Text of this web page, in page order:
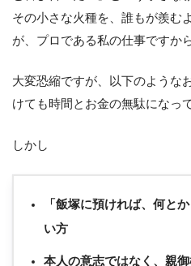
その小さな火種を、誰もが羨む
が、プロである私の仕事ですから
大変恐縮ですが、以下のような
けても時間とお金の無駄になっ
しかし
「飯塚に預ければ、何と
い方
本人の意志ではなく、親